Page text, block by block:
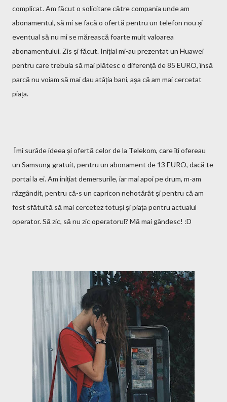
complicat. Am făcut o solicitare către compania unde am
abonamentul, să mi se facă o ofertă pentru un telefon nou și
eventual să nu mi se mărească foarte mult valoarea
abonamentului. Zis și făcut. Inițial mi-au prezentat un Huawei
pentru care trebuia să mai plătesc o diferență de 85 EURO, însă
parcă nu voiam să mai dau atâția bani, așa că am mai cercetat
piața.
Îmi surâde ideea și ofertă celor de la Telekom, care îți ofereau
un Samsung gratuit, pentru un abonament de 13 EURO, dacă te
portai la ei. Am inițiat demersurile, iar mai apoi pe drum, m-am
răzgândit, pentru că-s un capricon nehotărât și pentru că am
fost sfătuită să mai cercetez totuși și piața pentru actualul
operator. Să zic, să nu zic operatorul? Mă mai gândesc! :D